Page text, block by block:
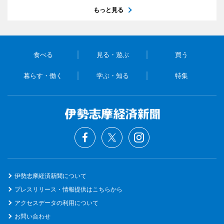
もっと見る
食べる 見る・遊ぶ 買う
暮らす・働く 学ぶ・知る 特集
伊勢志摩経済新聞について
プレスリリース・情報提供はこちらから
アクセスデータの利用について
お問い合わせ